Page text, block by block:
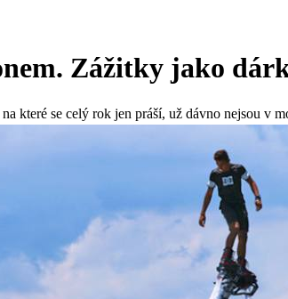
Zážitky jako
které se celý rok jen práší, už dávno nejsou v